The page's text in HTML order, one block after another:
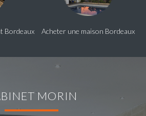
Bordeaux Acheter une maison Bordeaux
MORIN